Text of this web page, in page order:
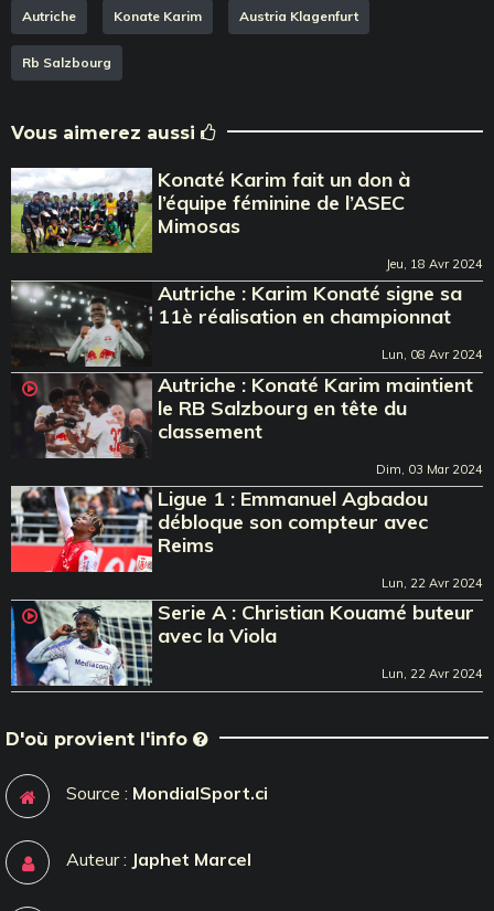
Autriche Konate Karim Austria Klagenfurt
Rb Salzbourg
Vous aimerez aussi
Konaté Karim fait un don à
l’équipe féminine de l’ASEC
Mimosas
Jeu, 18 Avr 2024
Autriche : Karim Konaté signe sa
11è réalisation en championnat
Lun, 08 Avr 2024
Autriche : Konaté Karim maintient
le RB Salzbourg en tête du
classement
Dim, 03 Mar 2024
Ligue 1 : Emmanuel Agbadou
débloque son compteur avec
Reims
Lun, 22 Avr 2024
Serie A : Christian Kouamé buteur
avec la Viola
Lun, 22 Avr 2024
D'où provient l'info
Source : MondialSport.ci
Auteur : Japhet Marcel